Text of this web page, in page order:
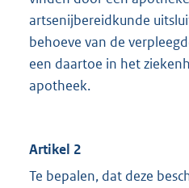
artsenijbereidkunde
behoeve van de
een daartoe in het
apotheek.
Artikel 2
Te bepalen, dat deze